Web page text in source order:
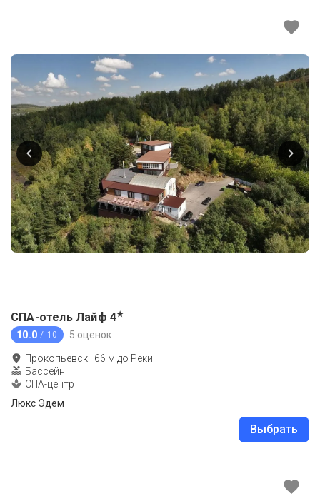
СПА-отель Лайф 4★
10.0 / 10 5 оценок
Прокопьевск · 66 м до Реки
Бассейн
СПА-центр
Люкс Эдем
Выбрать